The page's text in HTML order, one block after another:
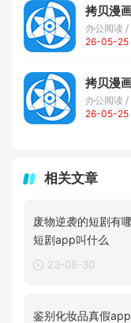
拷贝漫
办公阅读
26-05-25
拷贝漫
办公阅读
26-05-25
相关文章
废物逆袭的短剧有
短剧app叫什么
23-08-30
鉴别化妆品真假